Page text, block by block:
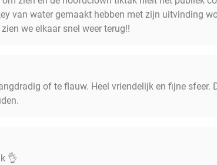
van water gemaakt hebben met zijn uitvinding
we elkaar snel weer terug!!
of te flauw. Heel vriendelijk en fijne sfeer.
👌